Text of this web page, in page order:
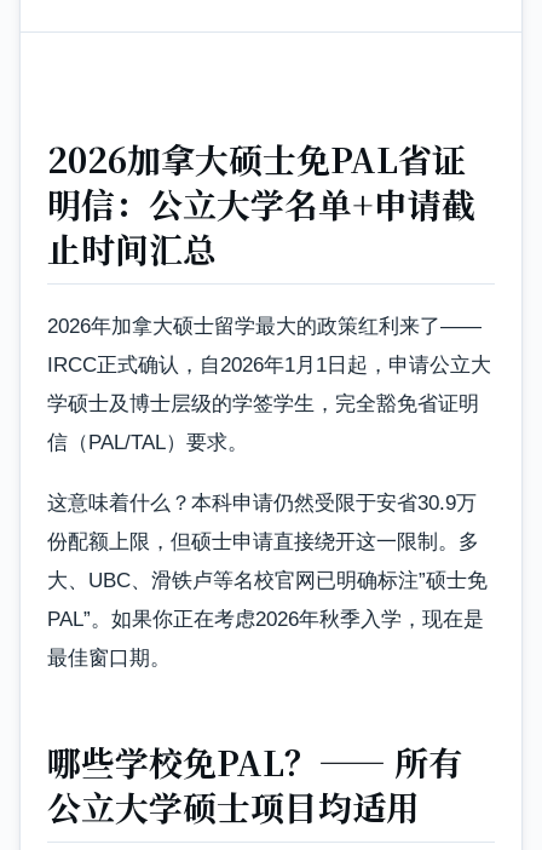
2026加拿大硕士免PAL省证
明信：公立大学名单+申请截
止时间汇总
2026年加拿大硕士留学最大的政策红利来了——
IRCC正式确认，自2026年1月1日起，申请公立大
学硕士及博士层级的学签学生，完全豁免省证明
信（PAL/TAL）要求。
这意味着什么？本科申请仍然受限于安省30.9万
份配额上限，但硕士申请直接绕开这一限制。多
大、UBC、滑铁卢等名校官网已明确标注”硕士免
PAL”。如果你正在考虑2026年秋季入学，现在是
最佳窗口期。
哪些学校免PAL？—— 所有
公立大学硕士项目均适用